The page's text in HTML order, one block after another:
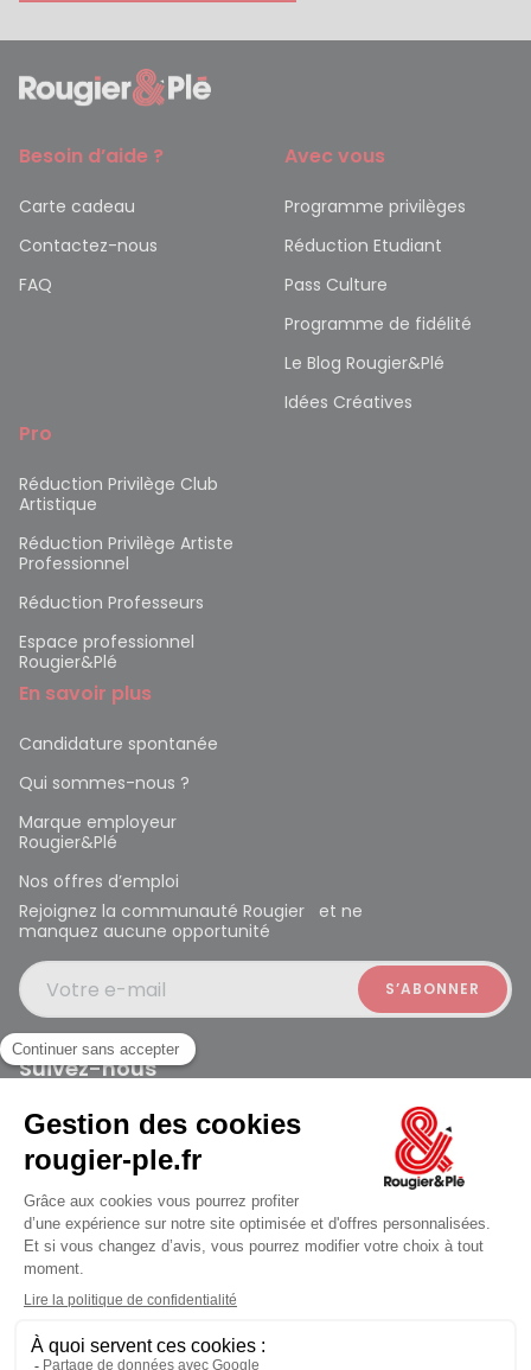
Besoin d’aide ?
Carte cadeau
Contactez-nous
FAQ
Avec vous
Programme privilèges
Réduction Etudiant
Pass Culture
Programme de fidélité
Le Blog Rougier&Plé
Idées Créatives
Pro
Réduction Privilège Club
Artistique
Réduction Privilège Artiste
Professionnel
Réduction Professeurs
Espace professionnel
Rougier&Plé
En savoir plus
Candidature spontanée
Qui sommes-nous ?
Marque employeur
Rougier&Plé
Nos offres d’emploi
Rejoignez la communauté Rougier et ne
manquez aucune opportunité
Votre e-mail
Suivez-nous
Rougier et Plé 2024 Copyright
Mentions légales
Conditions générales des ventes